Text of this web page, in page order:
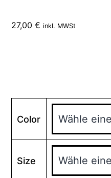
27,00€ inkl. MWSt
Color
Size